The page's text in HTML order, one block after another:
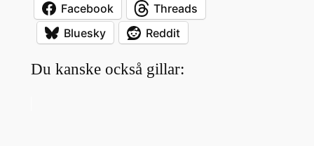
Facebook
Threads
Bluesky
Reddit
Du kanske också gillar: